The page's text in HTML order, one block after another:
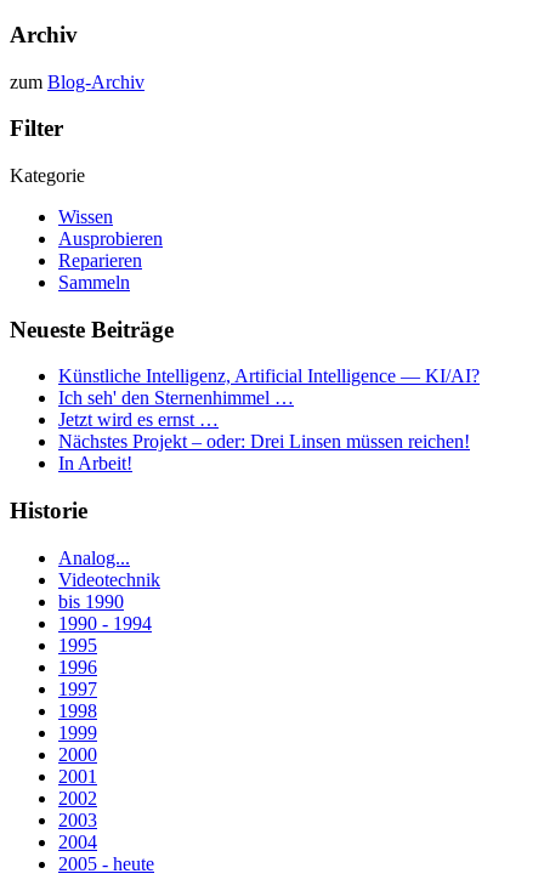
Archiv
zum Blog-Archiv
Filter
Kategorie
Wissen
Ausprobieren
Reparieren
Sammeln
Neueste Beiträge
Künstliche Intelligenz, Artificial Intelligence — KI/AI?
Ich seh' den Sternenhimmel …
Jetzt wird es ernst …
Nächstes Projekt – oder: Drei Linsen müssen reichen!
In Arbeit!
Historie
Analog...
Videotechnik
bis 1990
1990 - 1994
1995
1996
1997
1998
1999
2000
2001
2002
2003
2004
2005 - heute